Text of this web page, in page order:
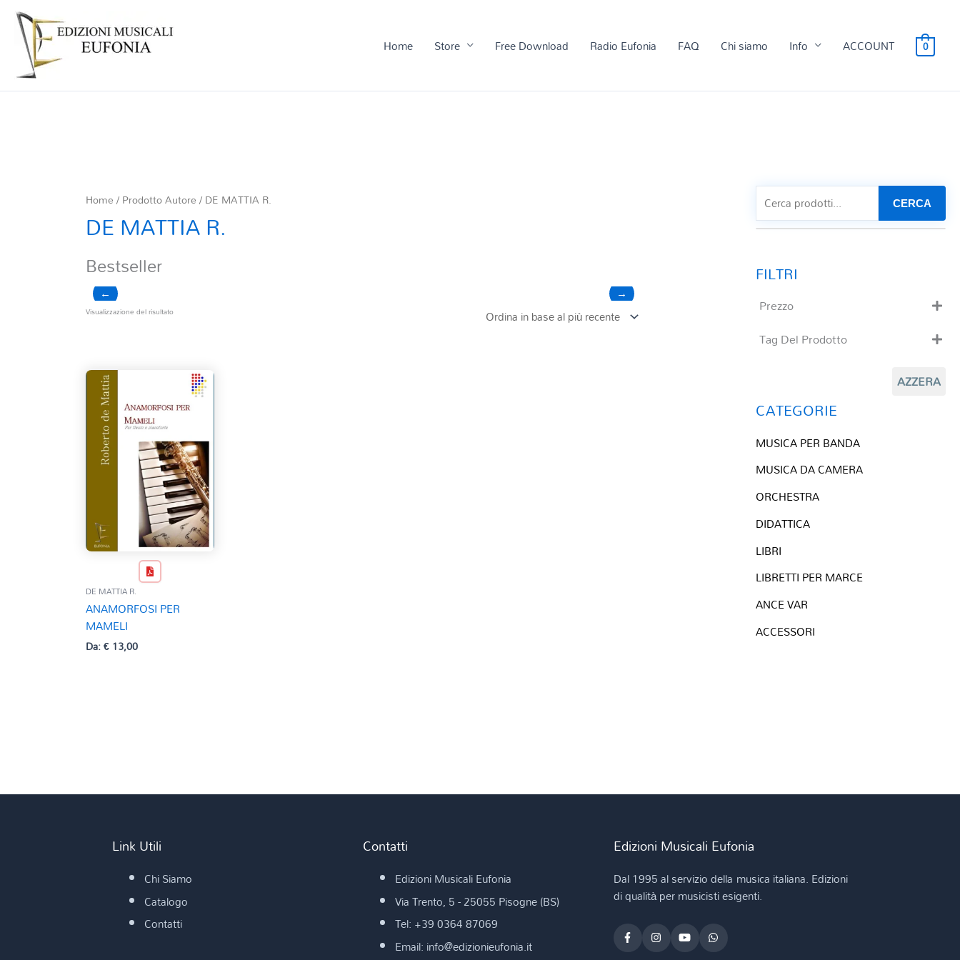
Home Store Free Download Radio Eufonia FAQ Chi siamo Info ACCOUNT 0
Home/ Prodotto Autore / DE MATTIA R.
DE MATTIA R.
Bestseller
← →
Visualizzazione del risultato
DE MATTIA R.
ANAMORFOSI PER
MAMELI
Da:€13,00
CERCA
Prezzo
Tag Del Prodotto
Composizioni originali
QR base
QR esecuzione
AZZERA
CATEGORIE
MUSICA PER BANDA
MUSICA DA CAMERA
ORCHESTRA
DIDATTICA
LIBRI
LIBRETTI PER MARCE
ANCE VAR
ACCESSORI
Link Utili
Chi Siamo
Catalogo
Contatti
Contatti
Edizioni Musicali Eufonia
Via Trento, 5 - 25055 Pisogne (BS)
Tel: +39 0364 87069
Email: info@edizionieufonia.it
Edizioni Musicali Eufonia
Dal 1995 al servizio della musica italiana. Edizioni
di qualità per musicisti esigenti.